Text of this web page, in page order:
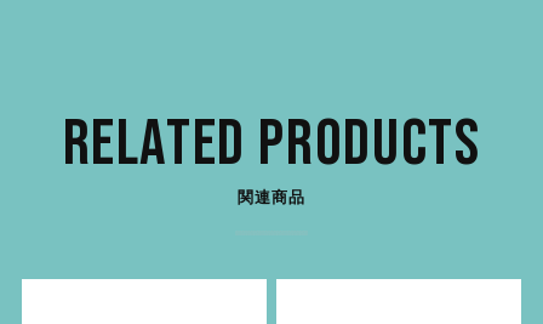
RELATED PRODUCTS
関連商品